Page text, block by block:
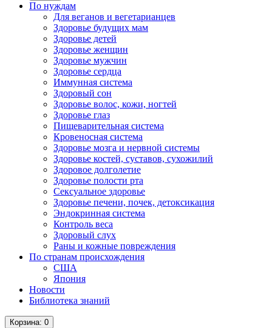
По нуждам
Для веганов и вегетарианцев
Здоровье будущих мам
Здоровье детей
Здоровье женщин
Здоровье мужчин
Здоровье сердца
Иммунная система
Здоровый сон
Здоровье волос, кожи, ногтей
Здоровье глаз
Пищеварительная система
Кровеносная система
Здоровье мозга и нервной системы
Здоровье костей, суставов, сухожилий
Здоровое долголетие
Здоровье полости рта
Сексуальное здоровье
Здоровье печени, почек, детоксикация
Эндокринная система
Контроль веса
Здоровый слух
Раны и кожные повреждения
По странам происхождения
США
Япония
Новости
Библиотека знаний
Корзина: 0